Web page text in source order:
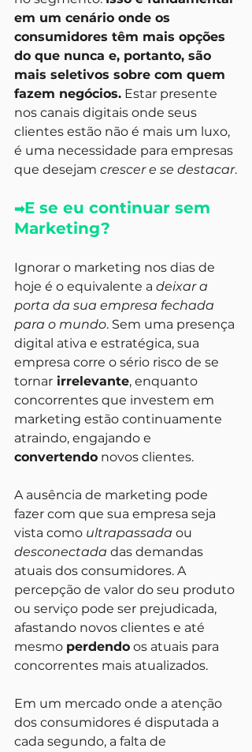
em um cenário onde os
consumidores têm mais opções
do que nunca e, portanto, são
mais seletivos sobre com quem
fazem negócios. Estar presente
nos canais digitais onde seus
clientes estão não é mais um luxo,
é uma necessidade para empresas
que desejam crescer e se destacar.
➡E se eu continuar sem
Marketing?
Ignorar o marketing nos dias de
hoje é o equivalente a deixar a
porta da sua empresa fechada
para o mundo. Sem uma presença
digital ativa e estratégica, sua
empresa corre o sério risco de se
tornar irrelevante, enquanto
concorrentes que investem em
marketing estão continuamente
atraindo, engajando e
convertendo novos clientes.
A ausência de marketing pode
fazer com que sua empresa seja
vista como ultrapassada ou
desconectada das demandas
atuais dos consumidores. A
percepção de valor do seu produto
ou serviço pode ser prejudicada,
afastando novos clientes e até
mesmo perdendo os atuais para
concorrentes mais atualizados.
Em um mercado onde a atenção
dos consumidores é disputada a
cada segundo, a falta de